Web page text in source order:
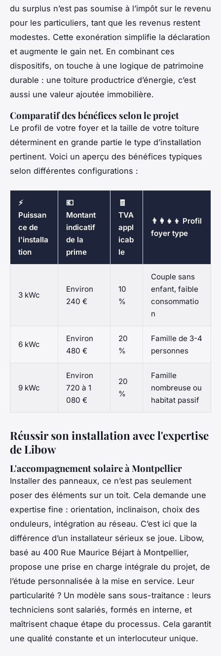
du surplus n’est pas soumise à l’impôt sur le revenu
pour les particuliers, tant que les revenus restent
modestes. Cette exonération simplifie la déclaration
et augmente le gain net. En combinant ces
dispositifs, on touche à une logique de patrimoine
durable : une toiture productrice d’énergie, c’est
aussi une valeur ajoutée immobilière.
Comparatif des bénéfices selon le projet
Le profil de votre foyer et la taille de votre toiture
déterminent en grande partie le type d’installation
pertinent. Voici un aperçu des bénéfices typiques
selon différentes configurations :
⚡
Puissan
ce de
l'installa
tion
💶
Montant
indicatif
de la
prime
🧾
TVA
appl
icab
le
👨‍👩‍👧‍👦 Profil
foyer type
3 kWc
Environ
240 €
10
%
Couple sans
enfant, faible
consommatio
n
6 kWc
Environ
480 €
20
%
Famille de 3-4
personnes
9 kWc
Environ
720 à 1
080 €
20
%
Famille
nombreuse ou
habitat passif
Réussir son installation avec l'expertise
de Libow
L'accompagnement solaire à Montpellier
Installer des panneaux, ce n’est pas seulement
poser des éléments sur un toit. Cela demande une
expertise fine : orientation, inclinaison, choix des
onduleurs, intégration au réseau. C’est ici que la
différence d’un installateur sérieux se joue. Libow,
basé au 400 Rue Maurice Béjart à Montpellier,
propose une prise en charge intégrale du projet, de
l’étude personnalisée à la mise en service. Leur
particularité ? Un modèle sans sous-traitance : leurs
techniciens sont salariés, formés en interne, et
maîtrisent chaque étape du processus. Cela garantit
une qualité constante et un interlocuteur unique.